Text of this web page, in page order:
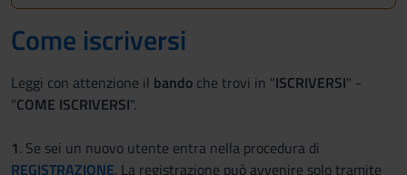
Come iscriversi
Leggi con attenzione il bando che trovi in "ISCRIVERSI" -
"COME ISCRIVERSI".
1. Se sei un nuovo utente entra nella procedura di
REGISTRAZIONE. La registrazione può avvenire solo tramite